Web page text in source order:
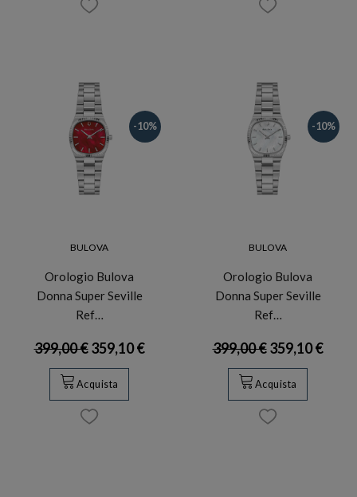
-10%
BULOVA
Orologio Bulova
Donna Super Seville
Ref…
399,00 €359,10 €
Acquista
-10%
BULOVA
Orologio Bulova
Donna Super Seville
Ref…
399,00 €359,10 €
Acquista